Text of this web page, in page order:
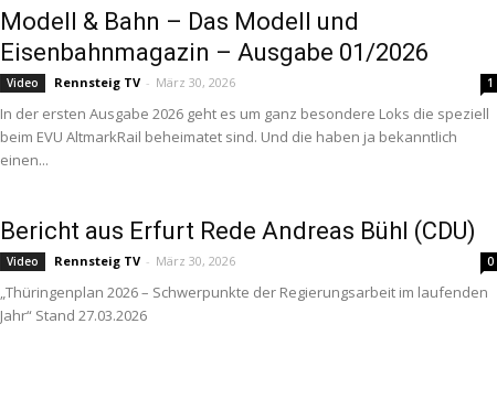
Modell & Bahn – Das Modell und
Eisenbahnmagazin – Ausgabe 01/2026
Video Rennsteig TV - März 30, 2026 1
In der ersten Ausgabe 2026 geht es um ganz besondere Loks die speziell
beim EVU AltmarkRail beheimatet sind. Und die haben ja bekanntlich
einen...
Bericht aus Erfurt Rede Andreas Bühl (CDU)
Video Rennsteig TV - März 30, 2026 0
„Thüringenplan 2026 – Schwerpunkte der Regierungsarbeit im laufenden
Jahr“ Stand 27.03.2026